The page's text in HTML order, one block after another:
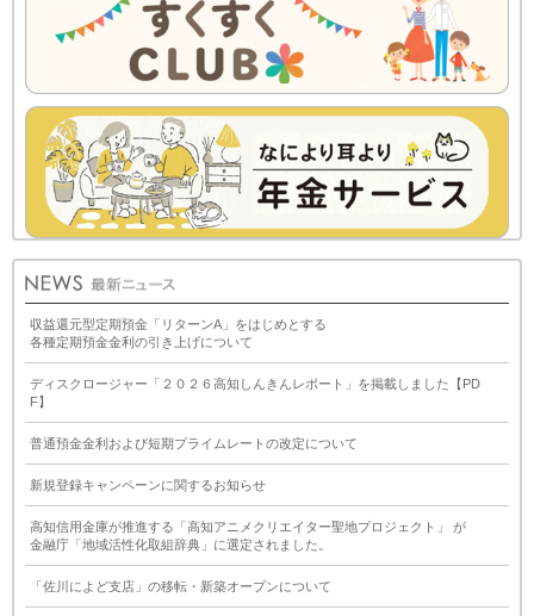
収益還元型定期預金「リターンA」をはじめとする
各種定期預金金利の引き上げについて
ディスクロージャー「２０２６高知しんきんレポート」を掲載しました【PD
F】
普通預金金利および短期プライムレートの改定について
新規登録キャンペーンに関するお知らせ
高知信用金庫が推進する「高知アニメクリエイター聖地プロジェクト」 が
金融庁「地域活性化取組辞典」に選定されました。
「佐川によど支店」の移転・新築オープンについて